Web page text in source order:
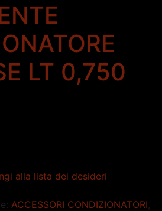
LT 0,750
alla lista dei desideri
ACCESSORI CONDIZIONATORI